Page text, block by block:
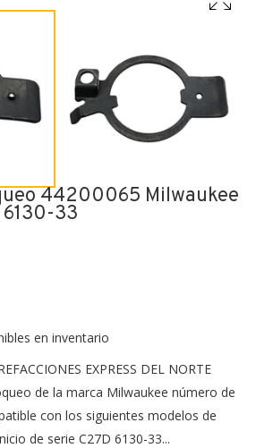
44200065 Milwaukee
33
en inventario
EXPRESS DEL NORTE
de la marca Milwaukee número de
con los siguientes modelos de
de serie C27D 6130-33...